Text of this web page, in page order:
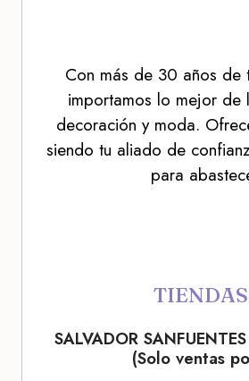
Con más de 30 años de
importamos lo mejor de
decoración y moda.
siendo tu aliado de
para
TIENDAS
SALVADOR
(Solo ventas